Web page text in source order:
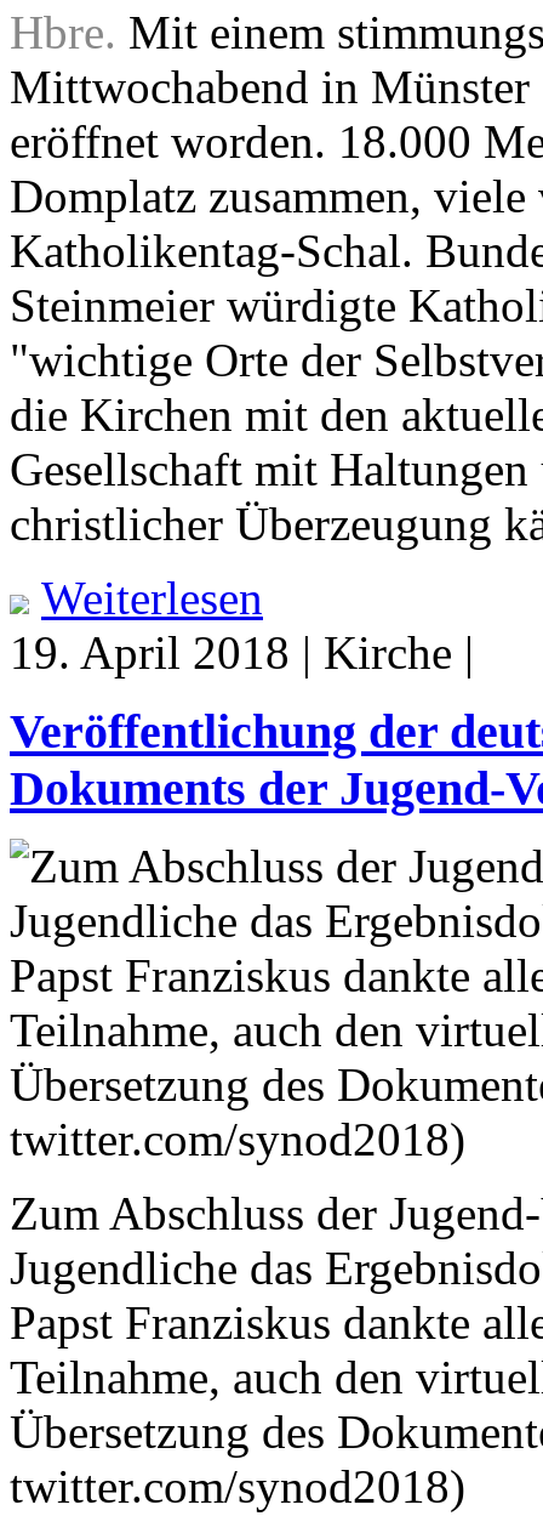
Hbre. Mit einem
Mittwochabend in
eröffnet worden. 18.000
Domplatz zusammen,
Katholikentag-Schal.
Steinmeier würdigte
"wichtige Orte der
die Kirchen mit den
Gesellschaft mit
christlicher Überzeugung
Weiterlesen
19. April 2018 | Kirche |
Veröffentlichung der
Dokuments der Jugend-
Zum Abschluss der
Jugendliche das
Papst Franziskus dankte
Teilnahme, auch den
Übersetzung des
twitter.com/synod2018)